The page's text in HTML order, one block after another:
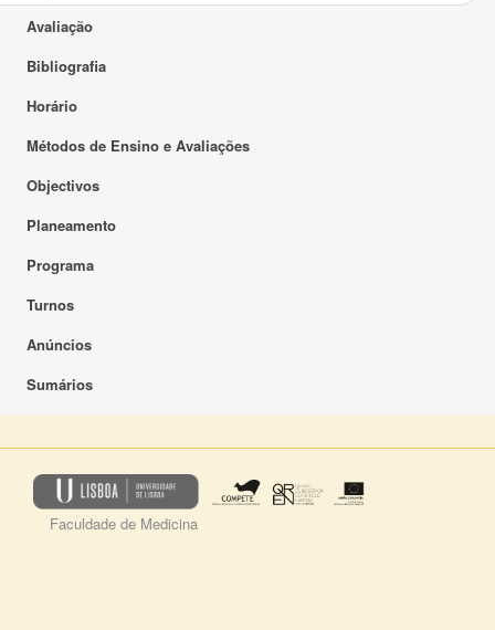
Avaliação
Bibliografia
Horário
Métodos de Ensino e Avaliações
Objectivos
Planeamento
Programa
Turnos
Anúncios
Sumários
Faculdade de Medicina